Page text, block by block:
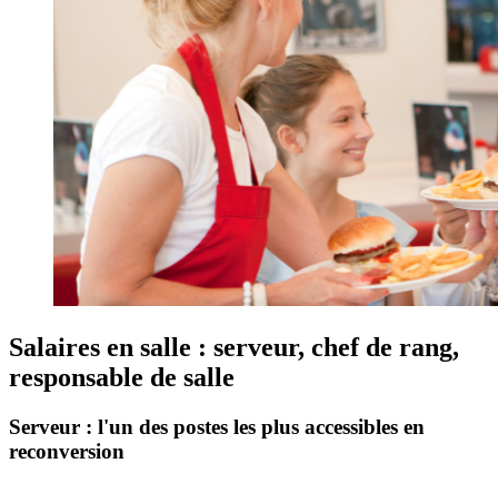
Salaires en salle : serveur, chef de rang,
responsable de salle
Serveur : l'un des postes les plus accessibles en
reconversion